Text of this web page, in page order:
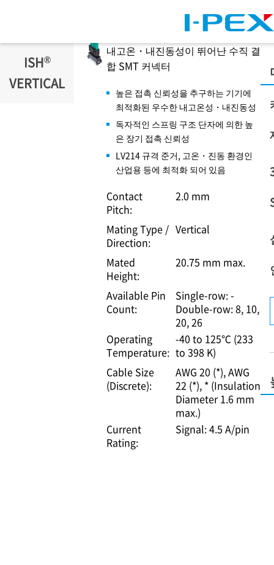
ISH®
VERTICAL
내고온・내진동성이 뛰어난 수직 결
합 SMT 커넥터
높은 접촉 신뢰성을 추구하는 기기에
최적화된 우수한 내고온성・내진동성
독자적인 스프링 구조 단자에 의한 높
은 장기 접촉 신뢰성
LV214 규격 준거, 고온・진동 환경인
산업용 등에 최적화 되어 있음
Contact
Pitch:
2.0 mm
Mating Type /
Direction:
Vertical
Mated
Height:
20.75 mm max.
Available Pin
Count:
Single-row: -
Double-row: 8, 10,
20, 26
Operating
Temperature:
-40 to 125℃ (233
to 398 K)
Cable Size
(Discrete):
AWG 20 (*) AWG
22 (*) * (Insulation
Diameter 1.6 mm
max.)
Current
Rating:
Signal: 4.5 A/pin